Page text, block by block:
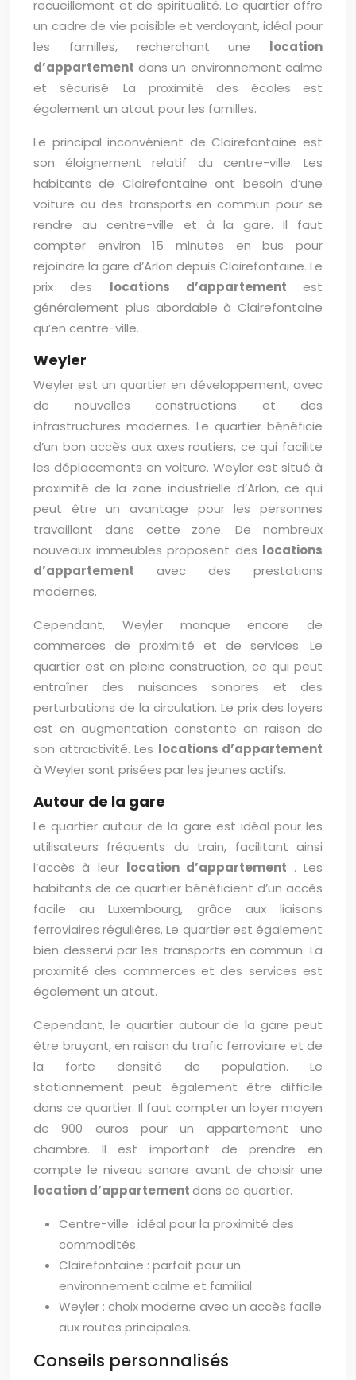
recueillement et de spiritualité. Le quartier offre
un cadre de vie paisible et verdoyant, idéal pour
les familles, recherchant une location
d’appartement dans un environnement calme
et sécurisé. La proximité des écoles est
également un atout pour les familles.
Le principal inconvénient de Clairefontaine est
son éloignement relatif du centre-ville. Les
habitants de Clairefontaine ont besoin d’une
voiture ou des transports en commun pour se
rendre au centre-ville et à la gare. Il faut
compter environ 15 minutes en bus pour
rejoindre la gare d’Arlon depuis Clairefontaine. Le
prix des locations d’appartement est
généralement plus abordable à Clairefontaine
qu’en centre-ville.
Weyler
Weyler est un quartier en développement, avec
de nouvelles constructions et des
infrastructures modernes. Le quartier bénéficie
d’un bon accès aux axes routiers, ce qui facilite
les déplacements en voiture. Weyler est situé à
proximité de la zone industrielle d’Arlon, ce qui
peut être un avantage pour les personnes
travaillant dans cette zone. De nombreux
nouveaux immeubles proposent des locations
d’appartement avec des prestations
modernes.
Cependant, Weyler manque encore de
commerces de proximité et de services. Le
quartier est en pleine construction, ce qui peut
entraîner des nuisances sonores et des
perturbations de la circulation. Le prix des loyers
est en augmentation constante en raison de
son attractivité. Les locations d’appartement
à Weyler sont prisées par les jeunes actifs.
Autour de la gare
Le quartier autour de la gare est idéal pour les
utilisateurs fréquents du train, facilitant ainsi
l’accès à leur location d’appartement . Les
habitants de ce quartier bénéficient d’un accès
facile au Luxembourg, grâce aux liaisons
ferroviaires régulières. Le quartier est également
bien desservi par les transports en commun. La
proximité des commerces et des services est
également un atout.
Cependant, le quartier autour de la gare peut
être bruyant, en raison du trafic ferroviaire et de
la forte densité de population. Le
stationnement peut également être difficile
dans ce quartier. Il faut compter un loyer moyen
de 900 euros pour un appartement une
chambre. Il est important de prendre en
compte le niveau sonore avant de choisir une
location d’appartementdans ce quartier.
Centre-ville : idéal pour la proximité des
commodités.
Clairefontaine : parfait pour un
environnement calme et familial.
Weyler : choix moderne avec un accès facile
aux routes principales.
Conseils personnalisés